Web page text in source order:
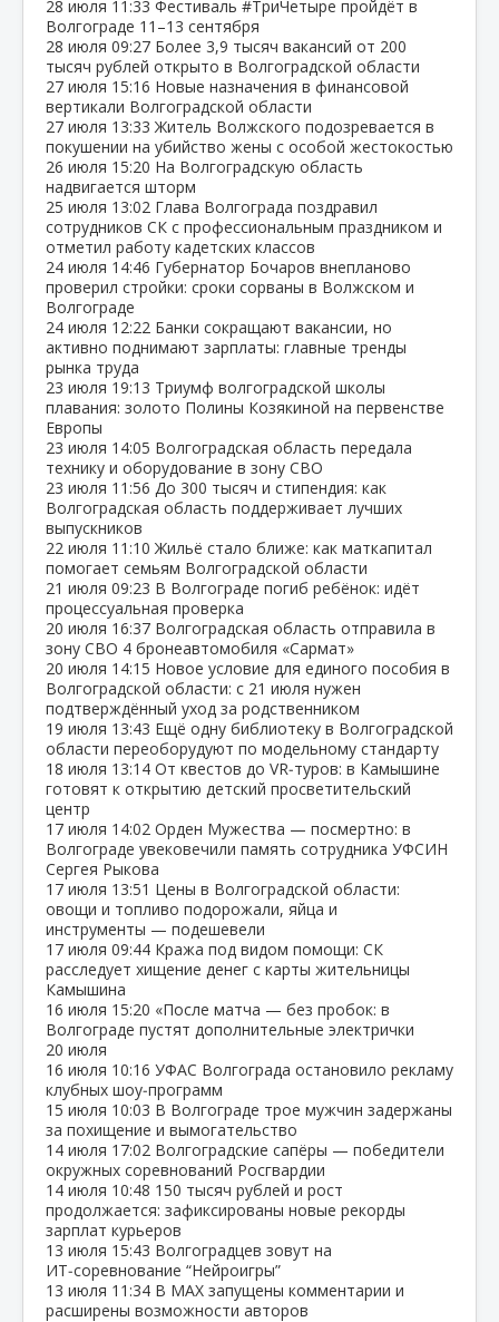
28 июля 11:33 Фестиваль #ТриЧетыре пройдёт в
Волгограде 11–13 сентября
28 июля 09:27 Более 3,9 тысяч вакансий от 200
тысяч рублей открыто в Волгоградской области
27 июля 15:16 Новые назначения в финансовой
вертикали Волгоградской области
27 июля 13:33 Житель Волжского подозревается в
покушении на убийство жены с особой жестокостью
26 июля 15:20 На Волгоградскую область
надвигается шторм
25 июля 13:02 Глава Волгограда поздравил
сотрудников СК с профессиональным праздником и
отметил работу кадетских классов
24 июля 14:46 Губернатор Бочаров внепланово
проверил стройки: сроки сорваны в Волжском и
Волгограде
24 июля 12:22 Банки сокращают вакансии, но
активно поднимают зарплаты: главные тренды
рынка труда
23 июля 19:13 Триумф волгоградской школы
плавания: золото Полины Козякиной на первенстве
Европы
23 июля 14:05 Волгоградская область передала
технику и оборудование в зону СВО
23 июля 11:56 До 300 тысяч и стипендия: как
Волгоградская область поддерживает лучших
выпускников
22 июля 11:10 Жильё стало ближе: как маткапитал
помогает семьям Волгоградской области
21 июля 09:23 В Волгограде погиб ребёнок: идёт
процессуальная проверка
20 июля 16:37 Волгоградская область отправила в
зону СВО 4 бронеавтомобиля «Сармат»
20 июля 14:15 Новое условие для единого пособия в
Волгоградской области: с 21 июля нужен
подтверждённый уход за родственником
19 июля 13:43 Ещё одну библиотеку в Волгоградской
области переоборудуют по модельному стандарту
18 июля 13:14 От квестов до VR‑туров: в Камышине
готовят к открытию детский просветительский
центр
17 июля 14:02 Орден Мужества — посмертно: в
Волгограде увековечили память сотрудника УФСИН
Сергея Рыкова
17 июля 13:51 Цены в Волгоградской области:
овощи и топливо подорожали, яйца и
инструменты — подешевели
17 июля 09:44 Кража под видом помощи: СК
расследует хищение денег с карты жительницы
Камышина
16 июля 15:20 «После матча — без пробок: в
Волгограде пустят дополнительные электрички
20 июля
16 июля 10:16 УФАС Волгограда остановило рекламу
клубных шоу‑программ
15 июля 10:03 В Волгограде трое мужчин задержаны
за похищение и вымогательство
14 июля 17:02 Волгоградские сапёры — победители
окружных соревнований Росгвардии
14 июля 10:48 150 тысяч рублей и рост
продолжается: зафиксированы новые рекорды
зарплат курьеров
13 июля 15:43 Волгоградцев зовут на
ИТ‑соревнование “Нейроигры”
13 июля 11:34 В МАХ запущены комментарии и
расширены возможности авторов